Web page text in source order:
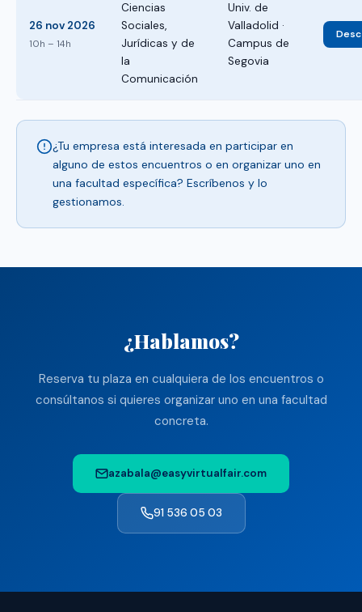
26 nov 2026
10h – 14h
Ciencias
Sociales,
Jurídicas y de
la
Comunicación
Univ. de
Valladolid ·
Campus de
Segovia
¿Tu empresa está interesada en participar en
alguno de estos encuentros o en organizar uno en
una facultad específica? Escríbenos y lo
gestionamos.
¿Hablamos?
Reserva tu plaza en cualquiera de los encuentros o
consúltanos si quieres organizar uno en una facultad
concreta.
azabala@easyvirtualfair.com
91 536 05 03